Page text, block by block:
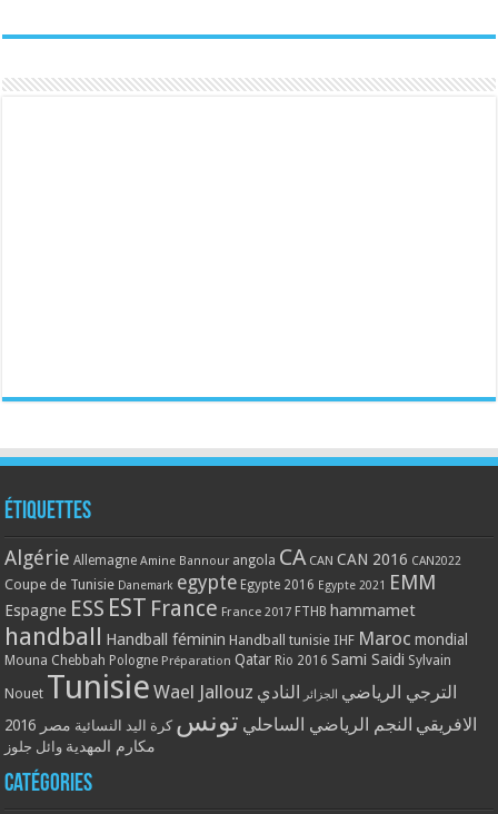
Étiquettes
Algérie Allemagne Amine Bannour angola CA CAN CAN 2016 CAN2022
Coupe de Tunisie Danemark egypte Egypte 2016 Egypte 2021 EMM
Espagne ESS EST France France 2017 FTHB hammamet
handball Handball féminin Handball tunisie IHF Maroc mondial
Mouna Chebbah Pologne Préparation Qatar Rio 2016 Sami Saidi Sylvain
Nouet Tunisie Wael Jallouz الترجي الرياضي الجزائر النادي
الافريقي النجم الرياضي الساحلي تونس كرة اليد النسائية مصر 2016
مكارم المهدية وائل جلوز
Catégories